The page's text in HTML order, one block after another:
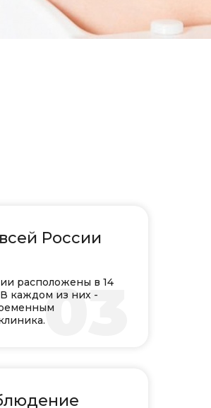
03
России
расположены в 14
каждом из них -